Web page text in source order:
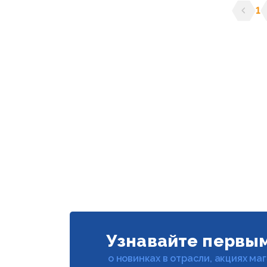
1
Узнавайте
о новинках в отрасли, акциях